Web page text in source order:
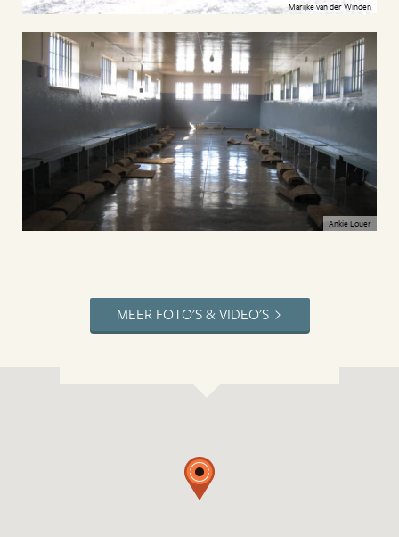
Marijke van der Winden
Ankie Louer
MEER FOTO'S & VIDEO'S